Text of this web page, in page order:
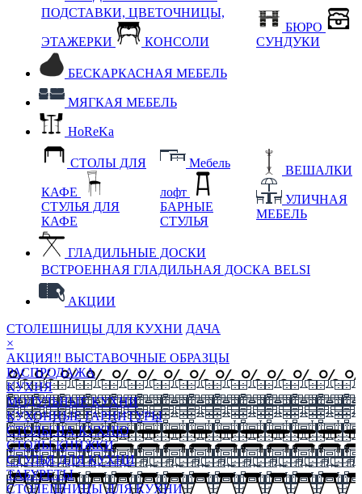
ПОДСТАВКИ, ЦВЕТОЧНИЦЫ,
ЭТАЖЕРКИ КОНСОЛИ
БЮРО
СУНДУКИ
БЕСКАРКАСНАЯ МЕБЕЛЬ
МЯГКАЯ МЕБЕЛЬ
HoReKa
СТОЛЫ ДЛЯ
КАФЕ
СТУЛЬЯ ДЛЯ
КАФЕ
Мебель
лофт
БАРНЫЕ
СТУЛЬЯ
ВЕШАЛКИ
УЛИЧНАЯ
МЕБЕЛЬ
ГЛАДИЛЬНЫЕ ДОСКИ
ВСТРОЕННАЯ ГЛАДИЛЬНАЯ ДОСКА BELSI
АКЦИИ
СТОЛЕШНИЦЫ ДЛЯ КУХНИ ДАЧА
×
АКЦИЯ!! ВЫСТАВОЧНЫЕ ОБРАЗЦЫ
РАСПРОДАЖА
КУХНЯ
МОДУЛЬНЫЕ КУХНИ
КУХОННЫЕ ГАРНИТУРЫ
СТОЛЫ НА КУХНЮ
СТОЛЫ КНИЖКИ
СТУЛЬЯ ДЛЯ КУХНИ
ТАБУРЕТЫ
СТОЛЕШНИЦЫ ДЛЯ КУХНИ